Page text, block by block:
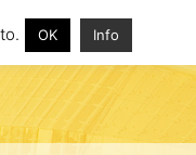
OK Info